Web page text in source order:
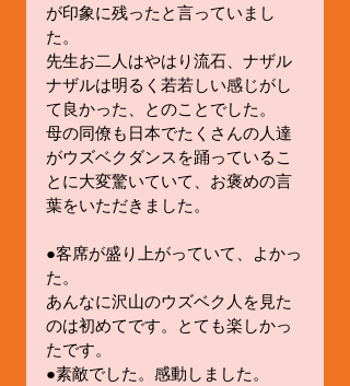
が印象に残ったと言っていまし
た。
先生お二人はやはり流石、ナザル
ナザルは明るく若若しい感じがし
て良かった、とのことでした。
母の同僚も日本でたくさんの人達
がウズベクダンスを踊っているこ
とに大変驚いていて、お褒めの言
葉をいただきました。
●客席が盛り上がっていて、よかっ
た。
あんなに沢山のウズベク人を見た
のは初めてです。とても楽しかっ
たです。
●素敵でした。感動しました。